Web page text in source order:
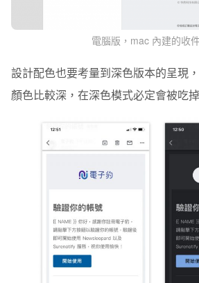
電腦版，mac 內建的收
設計配色也要考量到深色版本的呈現
顏色比較深，在深色模式必定會被吃